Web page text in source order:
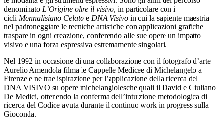
denominato L’Origine oltre il visivo, in particolare con i
cicli Monnalisiano Celato e DNA Visivo in cui la sapiente maestria
nel padroneggiare le tecniche artistiche con applicazioni grafiche
traspare in ogni creazione, conferendo alle sue opere un impatto
visivo e una forza espressiva estremamente singolari.
Nel 1992 in occasione di una collaborazione con il fotografo d’arte
Aurelio Amendola filma le Cappelle Medicee di Michelangelo a
Firenze e ne trae ispirazione per l’applicazione della ricerca del
DNA VISIVO su opere michelangiolesche quali il David e Giuliano
De Medici, ottenendo la conferma dell’intuizione metodologica di
ricerca del Codice avuta durante il continuo work in progress sulla
Gioconda.